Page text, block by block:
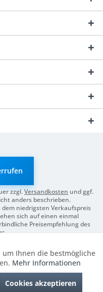
zzgl.Versandkosten und ggf.
anders beschrieben.
niedrigsten Verkaufspreis
sich auf einen einmal
Preisempfehlung des
Aktiv
Inaktiv
um Ihnen die bestmögliche
Mehr Informationen
Cookies akzeptieren